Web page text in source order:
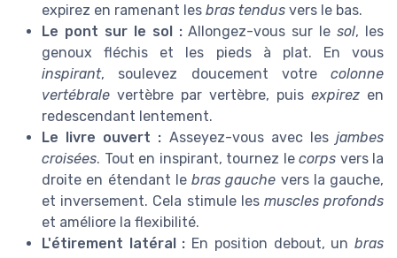
expirez en ramenant les bras tendus vers le bas.
Le pont sur le sol :Allongez-vous sur lesol, les
genoux fléchis et les pieds à plat. En vous
inspirant, soulevez doucement votre colonne
vertébrale vertèbre par vertèbre, puis expirez en
redescendant lentement.
Le livre ouvert : Asseyez-vous avec lesjambes
croisées. Tout en inspirant, tournez le corps vers la
droite en étendant le bras gauche vers la gauche,
et inversement. Cela stimule les muscles profonds
et améliore la flexibilité.
L'étirement latéral : En position debout, unbras